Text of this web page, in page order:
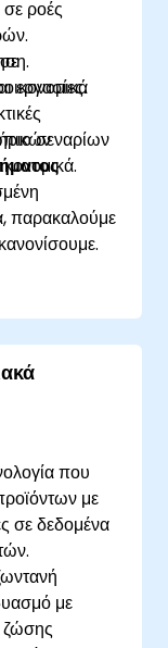
ροές
εργασίες.
σεναρίων
παρακαλούμε
που
με
σε δεδομένα
με
ζώσης